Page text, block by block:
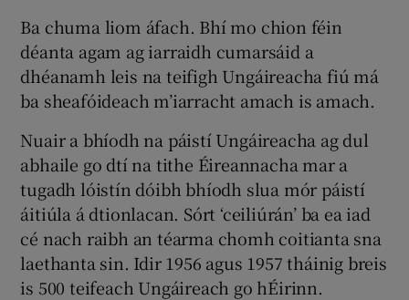
Ba chuma liom áfach. Bhí mo chion féin
déanta agam ag iarraidh cumarsáid a
dhéanamh leis na teifigh Ungáireacha fiú má
ba sheafóideach m’iarracht amach is amach.
Nuair a bhíodh na páistí Ungáireacha ag dul
abhaile go dtí na tithe Éireannacha mar a
tugadh lóistín dóibh bhíodh slua mór páistí
áitiúla á dtionlacan. Sórt ‘ceiliúrán’ ba ea iad
cé nach raibh an téarma chomh coitianta sna
laethanta sin. Idir 1956 agus 1957 tháinig breis
is 500 teifeach Ungáireach go hÉirinn.